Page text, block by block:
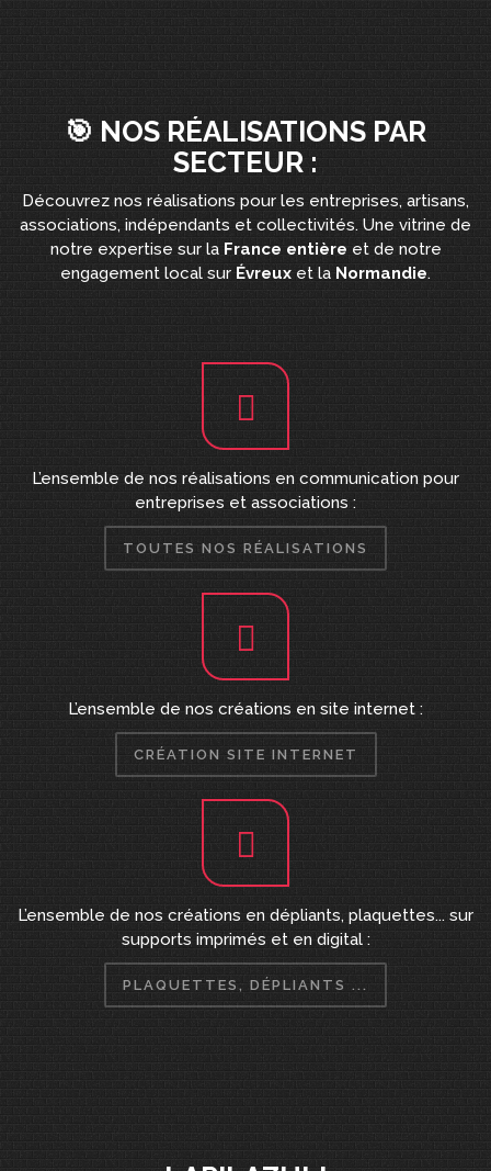
🎯 NOS RÉALISATIONS PAR
SECTEUR :
Découvrez nos réalisations pour les entreprises, artisans,
associations, indépendants et collectivités. Une vitrine de
notre expertise sur la France entière et de notre
engagement local sur Évreux et la Normandie.
L’ensemble de nos réalisations en communication pour
entreprises et associations :
TOUTES NOS RÉALISATIONS
L’ensemble de nos créations en site internet :
CRÉATION SITE INTERNET
L’ensemble de nos créations en dépliants, plaquettes... sur
supports imprimés et en digital :
PLAQUETTES, DÉPLIANTS ...